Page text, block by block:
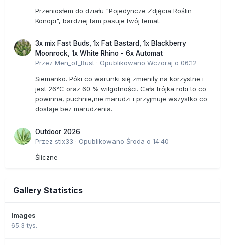
Przeniosłem do działu "Pojedyncze Zdjęcia Roślin
Konopi", bardziej tam pasuje twój temat.
3x mix Fast Buds, 1x Fat Bastard, 1x Blackberry
Moonrock, 1x White Rhino - 6x Automat
Przez Men_of_Rust · Opublikowano Wczoraj o 06:12
Siemanko. Póki co warunki się zmieniły na korzystne i
jest 26°C oraz 60 % wilgotności. Cała trójka robi to co
powinna, puchnie,nie marudzi i przyjmuje wszystko co
dostaje bez marudzenia.
Outdoor 2026
Przez stix33 · Opublikowano Środa o 14:40
Śliczne
Gallery Statistics
Images
65.3 tys.